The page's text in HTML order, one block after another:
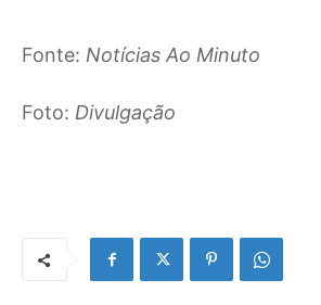
Fonte: Notícias Ao Minuto
Foto: Divulgação